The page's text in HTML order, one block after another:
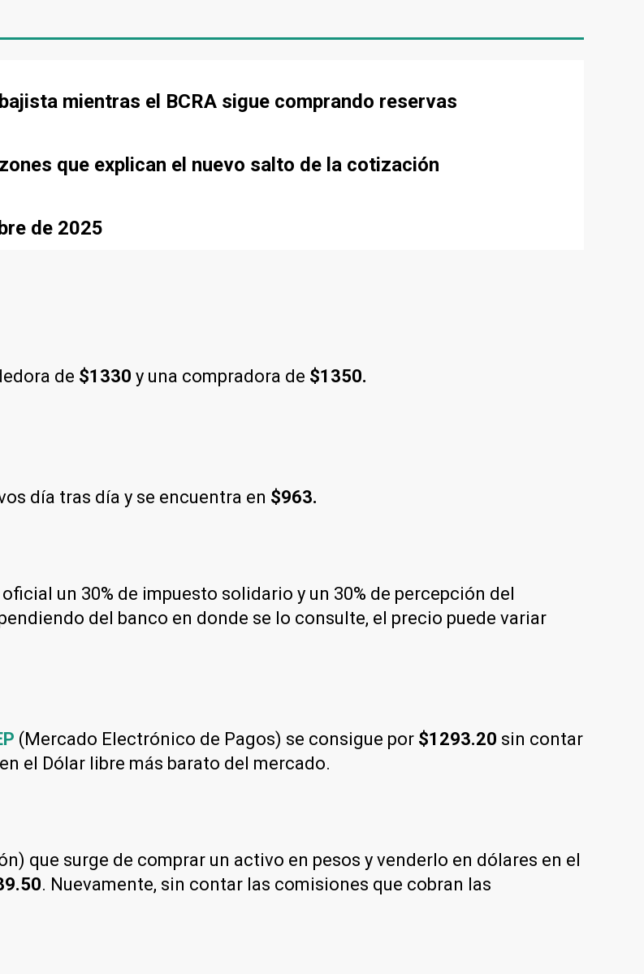
mientras el BCRA sigue comprando reservas
que explican el nuevo salto de la cotización
de 2025
de $1330 y una compradora de $1350.
día tras día y se encuentra en $963.
un 30% de impuesto solidario y un 30% de percepción del
del banco en donde se lo consulte, el precio puede variar
(Mercado Electrónico de Pagos) se consigue por $1293.20 sin contar
el Dólar libre más barato del mercado.
que surge de comprar un activo en pesos y venderlo en dólares en el
. Nuevamente, sin contar las comisiones que cobran las